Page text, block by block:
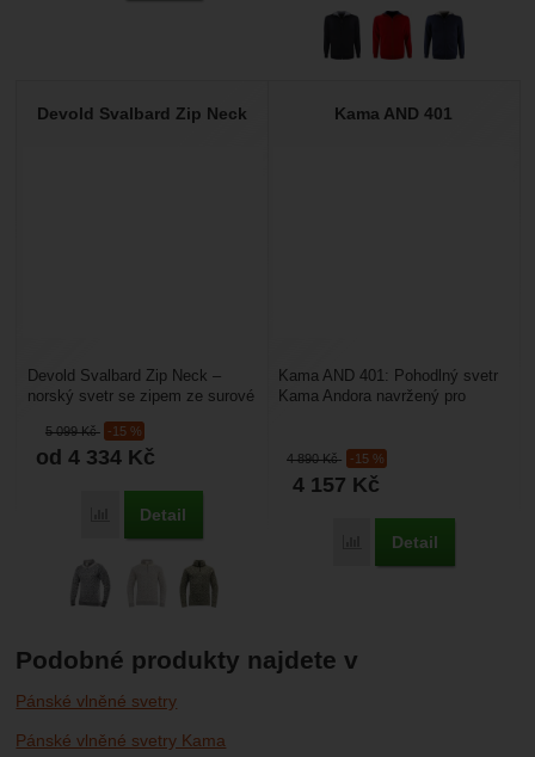
Devold Svalbard Zip Neck
5 099Kč -15 %
od 4 334 Kč
Porovnat
Detail
Devold Svalbard Zip Neck –
norský svetr se zipem ze surové
vyroben pouze...
Kama AND 401
4 890Kč -15 %
4 157 Kč
Porovnat
Detail
Kama AND 401: Pohodlný svetr
Kama Andora navržený pro
Podobné produkty najdete v
Pánské vlněné svetry
Pánské vlněné svetry Kama